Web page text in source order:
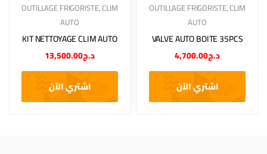
OUTILLAGE FRIGORISTE,CLIM
AUTO
KIT NETTOYAGE CLIM AUTO
د.ج13,500.00
اشتري الآن
OUTILLAGE FRIGORISTE,CLIM
AUTO
VALVE AUTO BOITE 35PCS
د.ج4,700.00
اشتري الآن